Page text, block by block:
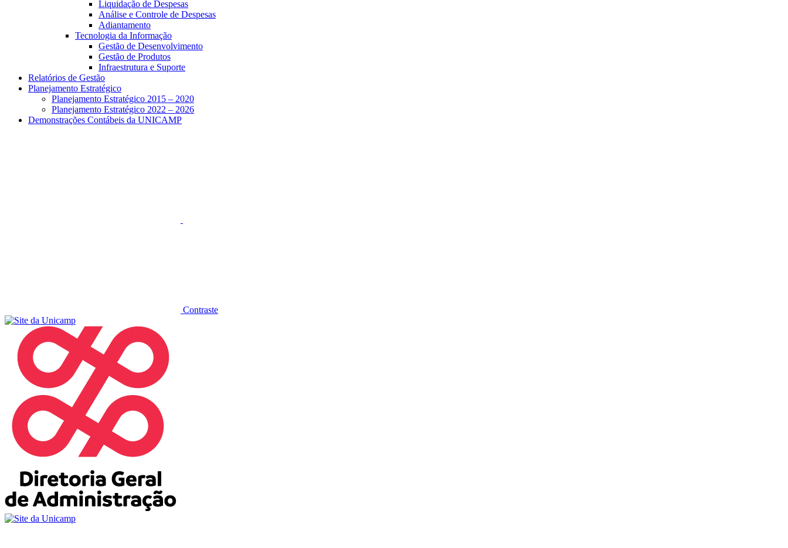
Liquidação de Despesas
Análise e Controle de Despesas
Adiantamento
Tecnologia da Informação
Gestão de Desenvolvimento
Gestão de Produtos
Infraestrutura e Suporte
Relatórios de Gestão
Planejamento Estratégico
Planejamento Estratégico 2015 – 2020
Planejamento Estratégico 2022 – 2026
Demonstrações Contábeis da UNICAMP
Contraste